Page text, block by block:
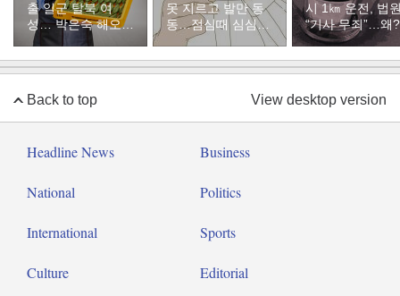
출 일군 탈북 여
성… 박은숙 해오름
푸드 대표의 인생
온 이웃]
못 지르고 발만 동
동…점심때 심심해
서 산 복권이 1등”
시 1㎞ 운전, 법
“기사 무죄”…왜?
Back to top View desktop version
Headline News Business
National Politics
International Sports
Culture Editorial